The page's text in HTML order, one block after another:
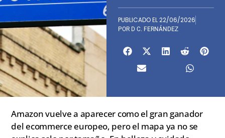
PUBLICADO EL22/06/2026
POR D C. FERNÁNDEZ
Amazon vuelve a aparecer como el gran ganador
del ecommerce europeo, pero el mapa ya no se